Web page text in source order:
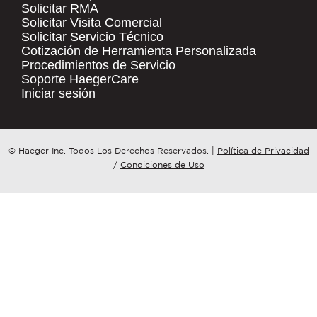
COMPANY NAME*
COUNTRY
REGARDING?*
.
QUICK LINKS
Products
Resources
Contact Us
Tooling Wizard
Solicitar RMA
Solicitar Visita Comercial
Solicitar Servicio Técnico
Cotización de Herramienta Personalizada
Procedimientos de Servicio
Soporte HaegerCare
Iniciar sesión
© Haeger Inc. Todos Los Derechos Reservados.
Política de Privacidad
/ Condiciones de Uso